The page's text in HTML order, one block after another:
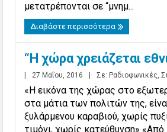
μετατρέπονται σε “μνημ...
Διαβάστε περισσότερα
“Η χώρα χρειάζεται
27 Μαΐου, 2016 Σε: Ραδιοφωνικές,
«Η εικόνα της χώρας στο
στα μάτια των πολιτών της,
ξυλάρμενου καραβιού, χωρίς
τιμόνι, χωρίς κατεύθυνση» «Από